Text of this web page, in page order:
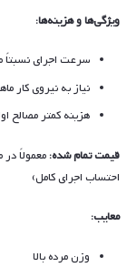
ویژگی‌ها و هزینه‌ها:
سرعت اجرای نسبتاً
نیاز به نیروی کار
هزینه کمتر مصالح
قیمت تمام شده:
احتساب اجرای کامل)
معایب:
وزن مرده بالا